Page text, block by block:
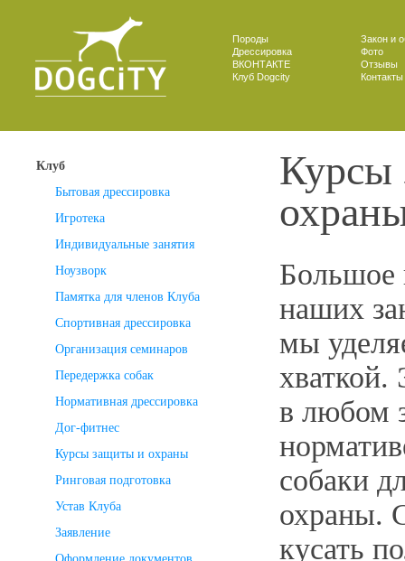
Породы
Закон и
Дрессировка
Фото
ВКОНТАКТЕ
Отзывы
Клуб Dogcity
Контакты
Клуб
Бытовая дрессировка
Игротека
Индивидуальные занятия
Ноузворк
Памятка для членов Клуба
Спортивная дрессировка
Организация семинаров
Передержка собак
Нормативная дрессировка
Дог-фитнес
Курсы защиты и охраны
Ринговая подготовка
Устав Клуба
Заявление
Большое
наших
мы
хваткой.
в любом
собаки
охраны.
кусать